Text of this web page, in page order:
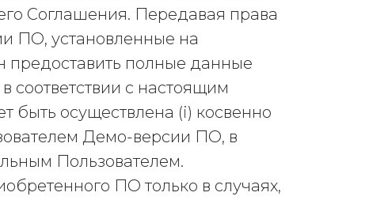
Соглашения. Передавая права
ПО, установленные на
предоставить полные данные
соответствии с настоящим
быть осуществлена (i) косвенно
Демо-версии ПО, в
Пользователем.
ПО только в случаях,